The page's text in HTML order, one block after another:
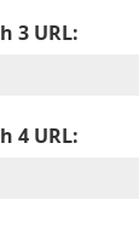
3 URL:
4 URL: